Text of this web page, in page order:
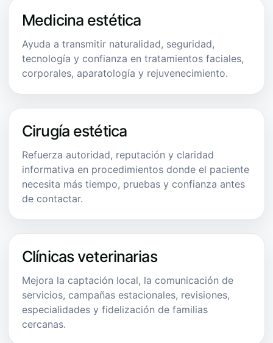
Medicina estética
Ayuda a transmitir naturalidad, seguridad,
tecnología y confianza en tratamientos faciales,
corporales, aparatología y rejuvenecimiento.
Cirugía estética
Refuerza autoridad, reputación y claridad
informativa en procedimientos donde el paciente
necesita más tiempo, pruebas y confianza antes
de contactar.
Clínicas veterinarias
Mejora la captación local, la comunicación de
servicios, campañas estacionales, revisiones,
especialidades y fidelización de familias
cercanas.